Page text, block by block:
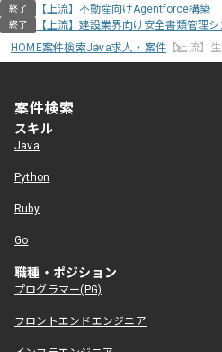
終了 【上流】不動産向けAgentforce構築
終了
【上流】建設業界向け安全書類管理
HOME案件検索Java求人・案件 【上流】
案件検索
スキル
Java
Python
Ruby
Go
職種・ポジション
プログラマー(PG)
フロントエンドエンジニア